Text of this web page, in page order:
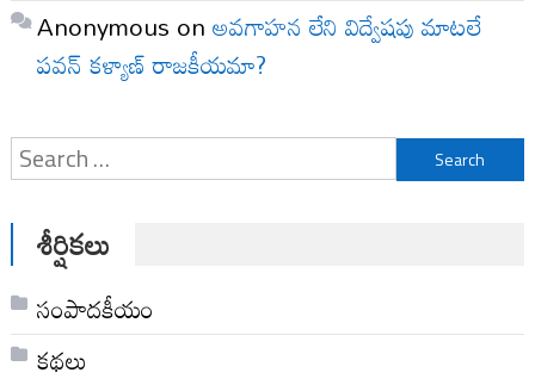
Anonymous onఅవగాహన లేని విద్వేషపు మాటలే
పవన్ కళ్యాణ్ రాజకీయమా?
Search
for:
శీర్షికలు
సంపాదకీయం
కథలు